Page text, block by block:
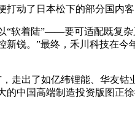
动了日本松下的部分国内
“软着陆”——要可适配既复
锐。”最终，禾川科技在今
走出了如亿纬锂能、华友
中国高端制造投资版图正徐